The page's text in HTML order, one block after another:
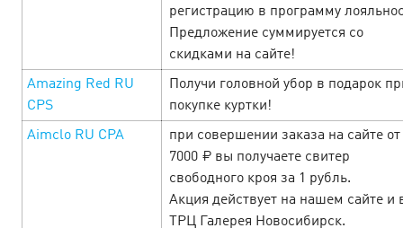
Black Friday at Cityads! — Days of
tremendous profit!26 November’24
There would be so many offers with the commission
increase and promo codes from the 1st to 30th November,
that it would be hard to choose! But you would make it.
Study the Black Friday offers…
регистрацию в программу
Предложение суммируется со
скидками на сайте!
Amazing Red RU
CPS
Получи головной убор в подарок
покупке куртки!
Aimclo RU СPA
при совершении заказа на сайте от
7000 ₽ вы получаете свитер
свободного кроя за 1 рубль.
Акция действует на нашем сайте и
ТРЦ Галерея Новосибирск.